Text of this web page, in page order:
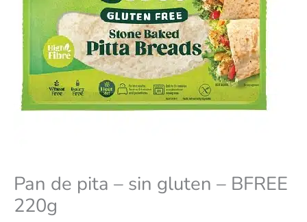
Pan de pita – sin gluten – BFREE
220g